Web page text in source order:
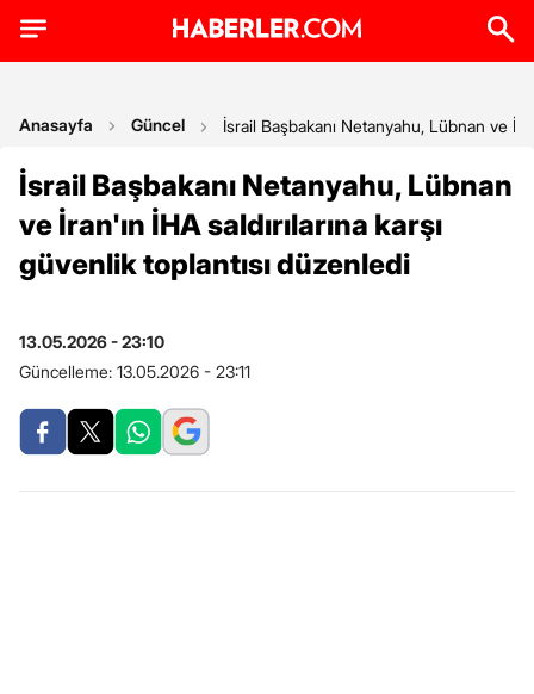
Anasayfa Güncel İsrail Başbakanı Netanyahu, Lübnan ve
İsrail Başbakanı Netanyahu, Lübnan
ve İran'ın İHA saldırılarına karşı
güvenlik toplantısı düzenledi
13.05.2026 - 23:10
Güncelleme: 13.05.2026 - 23:11